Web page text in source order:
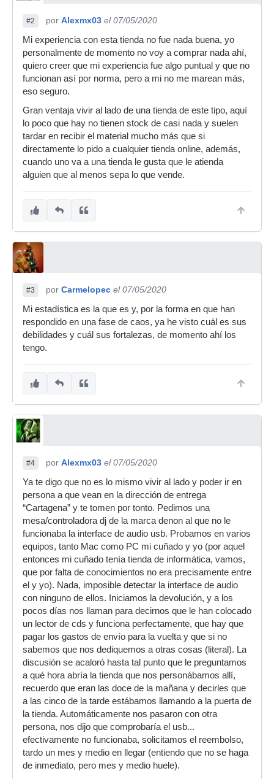
#2 por Alexmx03 el 07/05/2020
Mi experiencia con esta tienda no fue nada buena, yo
personalmente de momento no voy a comprar nada ahí,
quiero creer que mi experiencia fue algo puntual y que no
funcionan así por norma, pero a mi no me marean más,
eso seguro.
Gran ventaja vivir al lado de una tienda de este tipo, aquí
lo poco que hay no tienen stock de casi nada y suelen
tardar en recibir el material mucho más que si
directamente lo pido a cualquier tienda online, además,
cuando uno va a una tienda le gusta que le atienda
alguien que al menos sepa lo que vende.
#3 por Carmelopec el 07/05/2020
Mi estadística es la que es y, por la forma en que han
respondido en una fase de caos, ya he visto cuál es sus
debilidades y cuál sus fortalezas, de momento ahí los
tengo.
#4 por Alexmx03 el 07/05/2020
Ya te digo que no es lo mismo vivir al lado y poder ir en
persona a que vean en la dirección de entrega
“Cartagena” y te tomen por tonto. Pedimos una
mesa/controladora dj de la marca denon al que no le
funcionaba la interface de audio usb. Probamos en varios
equipos, tanto Mac como PC mi cuñado y yo (por aquel
entonces mi cuñado tenía tienda de informática, vamos,
que por falta de conocimientos no era precisamente entre
el y yo). Nada, imposible detectar la interface de audio
con ninguno de ellos. Iniciamos la devolución, y a los
pocos días nos llaman para decirnos que le han colocado
un lector de cds y funciona perfectamente, que hay que
pagar los gastos de envío para la vuelta y que si no
sabemos que nos dediquemos a otras cosas (literal). La
discusión se acaloró hasta tal punto que le preguntamos
a qué hora abría la tienda que nos personábamos allí,
recuerdo que eran las doce de la mañana y decirles que
a las cinco de la tarde estábamos llamando a la puerta de
la tienda. Automáticamente nos pasaron con otra
persona, nos dijo que comprobaría el usb...
efectivamente no funcionaba, solicitamos el reembolso,
tardo un mes y medio en llegar (entiendo que no se haga
de inmediato, pero mes y medio huele).